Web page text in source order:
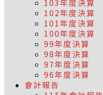
103年度決算
102年度決算
101年度決算
100年度決算
99年度決算
98年度決算
97年度決算
96年度決算
會計報告